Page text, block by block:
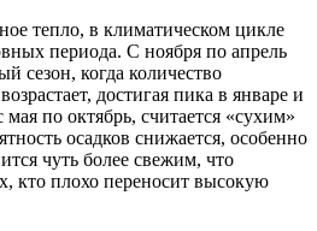
тепло, в климатическом цикле
периода. С ноября по апрель
сезон, когда количество
достигая пика в январе и
по октябрь, считается «сухим»
осадков снижается, особенно
чуть более свежим, что
кто плохо переносит высокую